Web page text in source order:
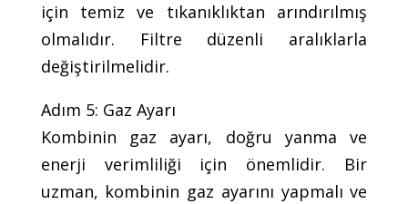
için temiz ve tıkanıklıktan arındırılmış
olmalıdır. Filtre düzenli aralıklarla
değiştirilmelidir.
Adım 5: Gaz Ayarı
Kombinin gaz ayarı, doğru yanma ve
enerji verimliliği için önemlidir. Bir
uzman, kombinin gaz ayarını yapmalı ve